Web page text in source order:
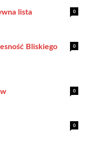
0
lista
0
Bliskiego
0
0